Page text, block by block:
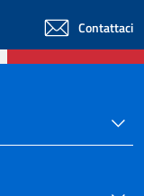
Contattaci